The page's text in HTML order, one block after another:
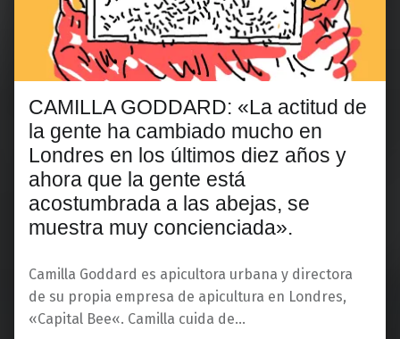
CAMILLA GODDARD: «La actitud de
la gente ha cambiado mucho en
Londres en los últimos diez años y
ahora que la gente está
acostumbrada a las abejas, se
muestra muy concienciada».
Camilla Goddard es apicultora urbana y directora
de su propia empresa de apicultura en Londres,
«Capital Bee«. Camilla cuida de…